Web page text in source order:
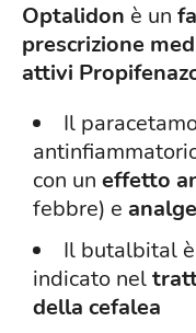
Optalidon è un
prescrizione
attivi
Il
con un effetto
febbre) e
Il butalbital
indicato nel
della cefalea